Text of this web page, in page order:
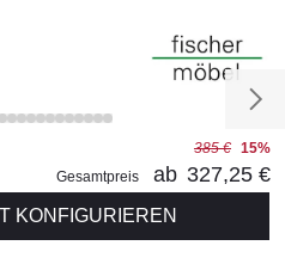
385 € 15%
Gesamtpreis
ab 327,25 €
KONFIGURIEREN